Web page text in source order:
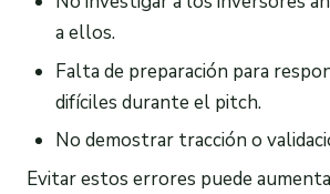
a ellos.
Falta de preparación para
difíciles durante el pitch.
No demostrar tracción o
Evitar estos errores puede